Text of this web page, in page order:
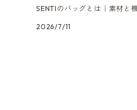
SENTIのバッグとは｜素材と
2026/7/11